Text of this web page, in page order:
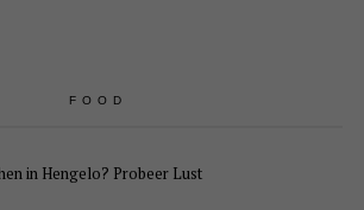
FOOD
in Hengelo? Probeer Lust